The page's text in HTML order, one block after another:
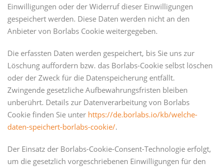
Einwilligungen oder der Widerruf dieser Einwilligungen
gespeichert werden. Diese Daten werden nicht an den
Anbieter von Borlabs Cookie weitergegeben.
Die erfassten Daten werden gespeichert, bis Sie uns zur
Löschung auffordern bzw. das Borlabs-Cookie selbst löschen
oder der Zweck für die Datenspeicherung entfällt.
Zwingende gesetzliche Aufbewahrungsfristen bleiben
unberührt. Details zur Datenverarbeitung von Borlabs
Cookie finden Sie unter https://de.borlabs.io/kb/welche-
daten-speichert-borlabs-cookie/.
Der Einsatz der Borlabs-Cookie-Consent-Technologie erfolgt,
um die gesetzlich vorgeschriebenen Einwilligungen für den